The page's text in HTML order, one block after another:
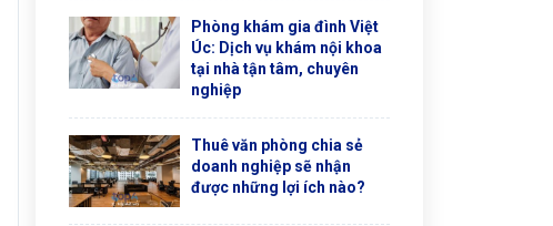
Phòng khám gia đình Việt
Úc: Dịch vụ khám nội khoa
tại nhà tận tâm, chuyên
nghiệp
Thuê văn phòng chia sẻ
doanh nghiệp sẽ nhận
được những lợi ích nào?